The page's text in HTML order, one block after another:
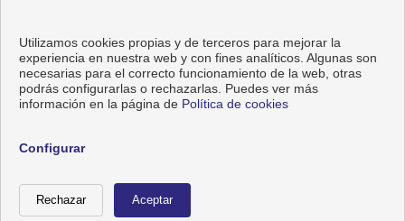
Pisos y casas en venta en Torrevieja
Desarrollado por
Utilizamos cookies propias y de terceros para mejorar la
experiencia en nuestra web y con fines analíticos. Algunas son
necesarias para el correcto funcionamiento de la web, otras
podrás configurarlas o rechazarlas. Puedes ver más
información en la página de Política de cookies
Configurar